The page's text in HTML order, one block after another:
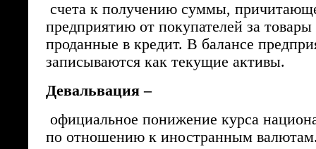
счета к получению суммы,
предприятию от покупателей за товары
проданные в кредит. В балансе
записываются как текущие активы.
Девальвация –
официальное понижение курса
по отношению к иностранным